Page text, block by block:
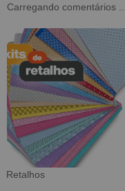
Carregando comentários ...
Tecido Digital